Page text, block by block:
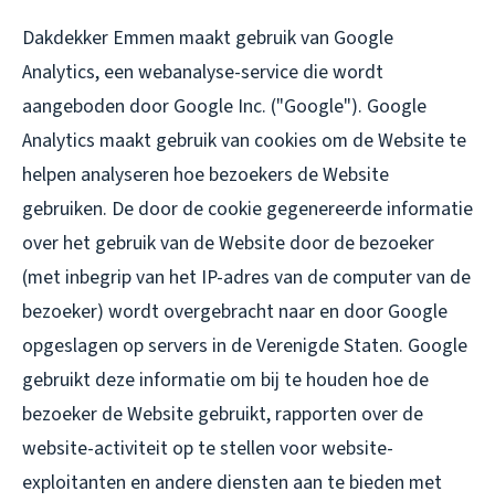
Dakdekker Emmen maakt gebruik van Google
Analytics, een webanalyse-service die wordt
aangeboden door Google Inc. ("Google"). Google
Analytics maakt gebruik van cookies om de Website te
helpen analyseren hoe bezoekers de Website
gebruiken. De door de cookie gegenereerde informatie
over het gebruik van de Website door de bezoeker
(met inbegrip van het IP-adres van de computer van de
bezoeker) wordt overgebracht naar en door Google
opgeslagen op servers in de Verenigde Staten. Google
gebruikt deze informatie om bij te houden hoe de
bezoeker de Website gebruikt, rapporten over de
website-activiteit op te stellen voor website-
exploitanten en andere diensten aan te bieden met